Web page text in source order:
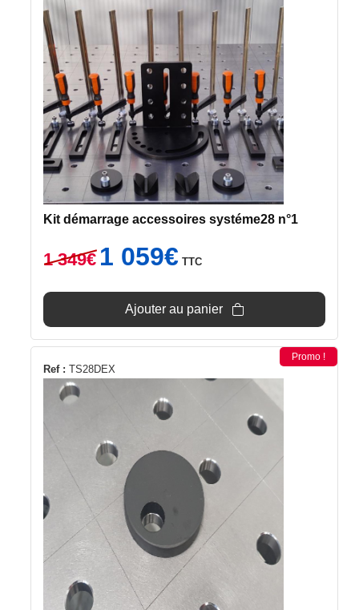
Kit démarrage accessoires systéme28 n°1
1 349€
Le
prix
était :
349€.
1 059€prix
est :
059€.
TTC
Ajouter au panier
Ref : TS28DEX
Promo !